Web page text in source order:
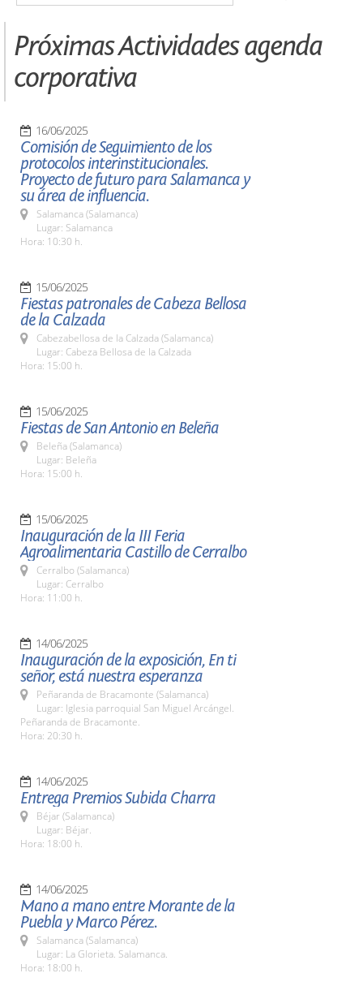
Próximas Actividades agenda
corporativa
16/06/2025
Comisión de Seguimiento de los
protocolos interinstitucionales.
Proyecto de futuro para Salamanca y
su área de influencia.
Salamanca (Salamanca)
Lugar: Salamanca
Hora: 10:30 h.
15/06/2025
Fiestas patronales de Cabeza Bellosa
de la Calzada
Cabezabellosa de la Calzada (Salamanca)
Lugar: Cabeza Bellosa de la Calzada
Hora: 15:00 h.
15/06/2025
Fiestas de San Antonio en Beleña
Beleña (Salamanca)
Lugar: Beleña
Hora: 15:00 h.
15/06/2025
Inauguración de la III Feria
Agroalimentaria Castillo de Cerralbo
Cerralbo (Salamanca)
Lugar: Cerralbo
Hora: 11:00 h.
14/06/2025
Inauguración de la exposición, En ti
señor, está nuestra esperanza
Peñaranda de Bracamonte (Salamanca)
Lugar: Iglesia parroquial San Miguel Arcángel.
Peñaranda de Bracamonte.
Hora: 20:30 h.
14/06/2025
Entrega Premios Subida Charra
Béjar (Salamanca)
Lugar: Béjar.
Hora: 18:00 h.
14/06/2025
Mano a mano entre Morante de la
Puebla y Marco Pérez.
Salamanca (Salamanca)
Lugar: La Glorieta. Salamanca.
Hora: 18:00 h.